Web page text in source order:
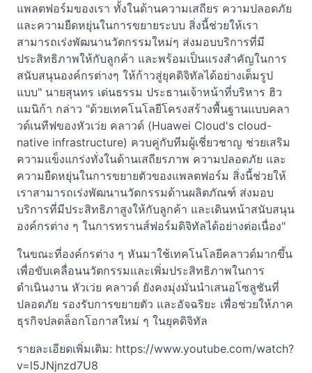
แพลตฟอร์มของเรา ทั้งในด้านความเสถียร ความปลอดภัย
และความยืดหยุ่นในการขยายระบบ สิ่งนี้ช่วยให้เรา
สามารถเร่งพัฒนานวัตกรรมใหม่ๆ ส่งมอบบริการที่มี
ประสิทธิภาพให้กับลูกค้า และพร้อมเป็นแรงสำคัญในการ
สนับสนุนองค์กรต่างๆ ให้ก้าวสู่ยุคดิจิทัลได้อย่างเต็มรูป
แบบ" นายสุนทร เด่นธรรม ประธานเจ้าหน้าที่บริหาร ฮิว
แมนิก้า กล่าว "ด้วยเทคโนโลยีโครงสร้างพื้นฐานแบบคลา
วด์เนทีฟของหัวเว่ย คลาวด์ (Huawei Cloud's cloud-
native infrastructure) ควบคู่กับทีมผู้เชี่ยวชาญ ช่วยเสริม
ความแข็งแกร่งทั่งในด้านเสถียรภาพ ความปลอดภัย และ
ความยืดหยุ่นในการขยายตัวของแพลตฟอร์ม สิ่งนี้ช่วยให้
เราสามารถเร่งพัฒนานวัตกรรมด้านผลิตภัณฑ์ ส่งมอบ
บริการที่มีประสิทธิภาสูงให้กับลูกค้า และเดินหน้าสนับสนุน
องค์กรต่าง ๆ ในการทรานส์ฟอร์มดิจิทัลได้อย่างต่อเนื่อง"
ในขณะที่องค์กรต่าง ๆ หันมาใช้เทคโนโลยีคลาวด์มากขึ้น
เพื่อขับเคลื่อนนวัตกรรมและเพิ่มประสิทธิภาพในการ
ดำเนินงาน หัวเว่ย คลาวด์ ยังคงมุ่งมั่นนำเสนอโซลูชันที่
ปลอดภัย รองรับการขยายตัว และอัจฉริยะ เพื่อช่วยให้ภาค
ธุรกิจปลดล็อกโอกาสใหม่ ๆ ในยุคดิจิทัล
รายละเอียดเพิ่มเติม: https://www.youtube.com/watch?
v=l5JNjnzd7U8